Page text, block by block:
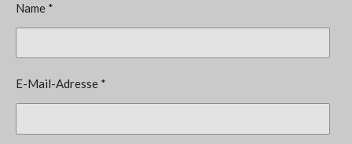
Name *
E-Mail-Adresse *